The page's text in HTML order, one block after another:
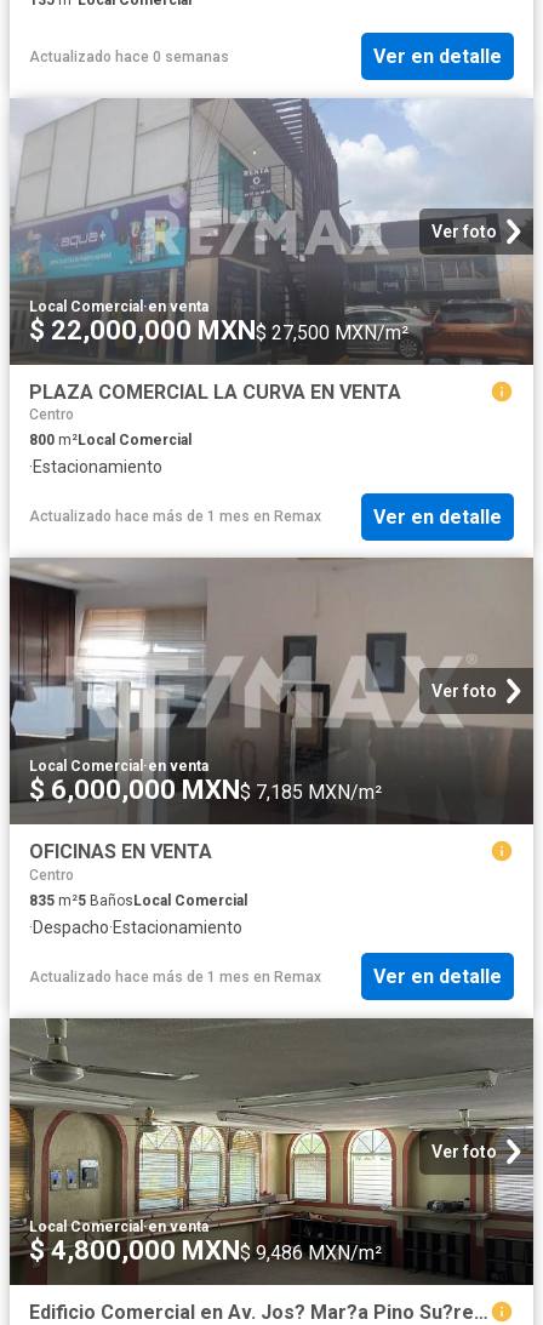
Actualizado hace 0 semanas Ver en detalle
Ver foto
Local Comercial ·en venta
$ 22,000,000 MXN$ 27,500 MXN/m²
PLAZA COMERCIAL LA CURVA EN VENTA
Centro
800 m²Local Comercial
·Estacionamiento
Actualizado hace más de 1 mes en Remax Ver en detalle
Ver foto
Local Comercial ·en venta
$ 6,000,000 MXN$ 7,185 MXN/m²
OFICINAS EN VENTA
Centro
835 m²5 Baños Local Comercial
·Despacho·Estacionamiento
Actualizado hace más de 1 mes en Remax Ver en detalle
Ver foto
Local Comercial·en venta
$ 4,800,000 MXN$ 9,486 MXN/m²
Edificio Comercial en Av. Jos? Mar?a Pino Su?rez, Centro, Villahermosa Tabasco